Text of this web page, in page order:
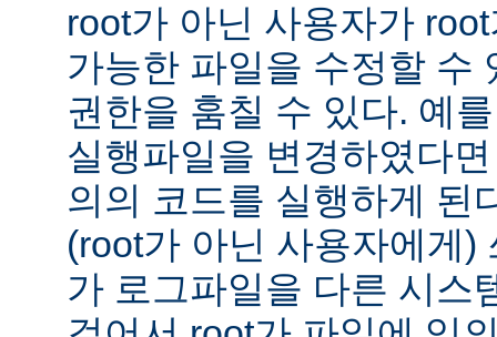
root가 아닌 사용자가
가능한 파일을 수정할 수
권한을 훔칠 수 있다. 예
실행파일을 변경하였다
의의 코드를 실행하게 된
(root가 아닌 사용자에게)
가 로그파일을 다른 시스